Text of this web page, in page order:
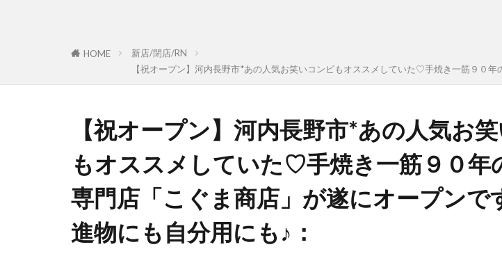
HOME
新店/閉店/RN
【祝オープン】河内長野市*あの人気お笑いコンビもオススメしていた♡手焼き一筋９０
【祝オープン】河内長野市*あの人気お
もオススメしていた♡手焼き一筋９０年
専門店「こぐま商店」が遂にオープンで
進物にも自分用にも♪：